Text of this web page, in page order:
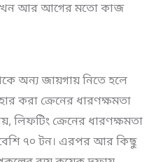
এখন আর আগের মতো কাজ
অন্য জায়গায় নিতে হলে
করা ক্রেনের ধারণক্ষমতা
লিফটিং ক্রেনের ধারণক্ষমতা
৭০ টন। এরপর আর কিছু